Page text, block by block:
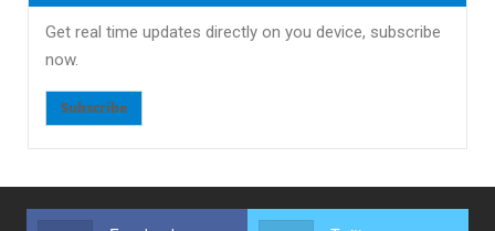
Get real time updates directly on you device, subscribe
now.
Subscribe